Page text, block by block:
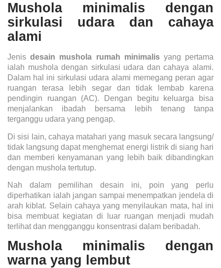
Mushola minimalis dengan
sirkulasi udara dan cahaya
alami
Jenisdesain mushola rumah minimalis yang pertama
ialah mushola dengan sirkulasi udara dan cahaya alami.
Dalam hal ini sirkulasi udara alami memegang peran agar
ruangan terasa lebih segar dan tidak lembab karena
pendingin ruangan (AC). Dengan begitu keluarga bisa
menjalankan ibadah bersama lebih tenang tanpa
terganggu udara yang pengap.
Di sisi lain, cahaya matahari yang masuk secara langsung/
tidak langsung dapat menghemat energi listrik di siang hari
dan memberi kenyamanan yang lebih baik dibandingkan
dengan mushola tertutup.
Nah dalam pemilihan desain ini, poin yang perlu
diperhatikan ialah jangan sampai menempatkan jendela di
arah kiblat. Selain cahaya yang menyilaukan mata, hal ini
bisa membuat kegiatan di luar ruangan menjadi mudah
terlihat dan mengganggu konsentrasi dalam beribadah.
Mushola minimalis dengan
warna yang lembut